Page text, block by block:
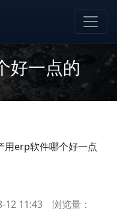
好一点的
用erp软件哪个好一点
12 11:43
浏览量：